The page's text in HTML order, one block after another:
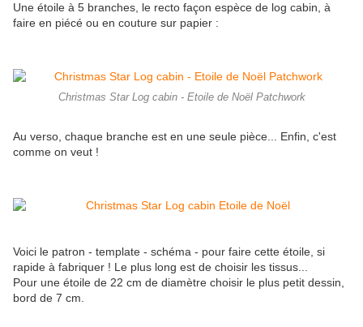
Une étoile à 5 branches, le recto façon espèce de log cabin, à
faire en piécé ou en couture sur papier :
Christmas Star Log cabin - Etoile de Noël Patchwork
Au verso, chaque branche est en une seule pièce... Enfin, c'est
comme on veut !
Voici le patron - template - schéma - pour faire cette étoile, si
rapide à fabriquer ! Le plus long est de choisir les tissus...
Pour une étoile de 22 cm de diamètre choisir le plus petit dessin,
bord de 7 cm.